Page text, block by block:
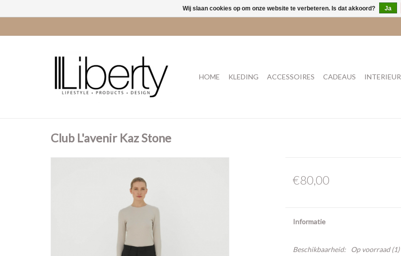
HOME KLEDING ACCESSOIRES CADEAUS INTERIEUR
Club L'avenir Kaz Stone
€80,00
Informatie
Beschikbaarheid: Op voorraad(1)
Wij slaan cookies op om onze website te verbeteren. Is dat akkoord? Ja